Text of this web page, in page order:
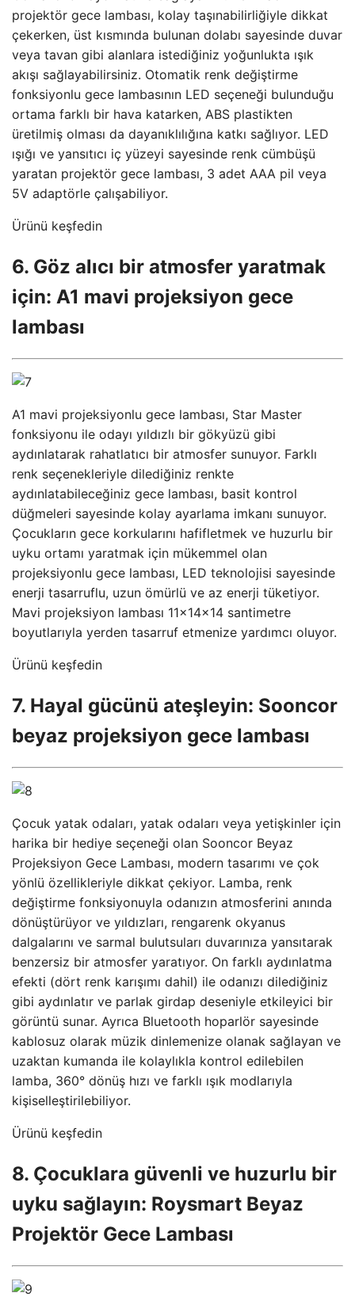
projektör gece lambası, kolay taşınabilirliğiyle dikkat
çekerken, üst kısmında bulunan dolabı sayesinde duvar
veya tavan gibi alanlara istediğiniz yoğunlukta ışık
akışı sağlayabilirsiniz. Otomatik renk değiştirme
fonksiyonlu gece lambasının LED seçeneği bulunduğu
ortama farklı bir hava katarken, ABS plastikten
üretilmiş olması da dayanıklılığına katkı sağlıyor. LED
ışığı ve yansıtıcı iç yüzeyi sayesinde renk cümbüşü
yaratan projektör gece lambası, 3 adet AAA pil veya
5V adaptörle çalışabiliyor.
Ürünü keşfedin
6. Göz alıcı bir atmosfer yaratmak
için: A1 mavi projeksiyon gece
lambası
A1 mavi projeksiyonlu gece lambası, Star Master
fonksiyonu ile odayı yıldızlı bir gökyüzü gibi
aydınlatarak rahatlatıcı bir atmosfer sunuyor. Farklı
renk seçenekleriyle dilediğiniz renkte
aydınlatabileceğiniz gece lambası, basit kontrol
düğmeleri sayesinde kolay ayarlama imkanı sunuyor.
Çocukların gece korkularını hafifletmek ve huzurlu bir
uyku ortamı yaratmak için mükemmel olan
projeksiyonlu gece lambası, LED teknolojisi sayesinde
enerji tasarruflu, uzun ömürlü ve az enerji tüketiyor.
Mavi projeksiyon lambası 11x14x14 santimetre
boyutlarıyla yerden tasarruf etmenize yardımcı oluyor.
Ürünü keşfedin
7. Hayal gücünü ateşleyin: Sooncor
beyaz projeksiyon gece lambası
Çocuk yatak odaları, yatak odaları veya yetişkinler için
harika bir hediye seçeneği olan Sooncor Beyaz
Projeksiyon Gece Lambası, modern tasarımı ve çok
yönlü özellikleriyle dikkat çekiyor. Lamba, renk
değiştirme fonksiyonuyla odanızın atmosferini anında
dönüştürüyor ve yıldızları, rengarenk okyanus
dalgalarını ve sarmal bulutsuları duvarınıza yansıtarak
benzersiz bir atmosfer yaratıyor. On farklı aydınlatma
efekti (dört renk karışımı dahil) ile odanızı dilediğiniz
gibi aydınlatır ve parlak girdap deseniyle etkileyici bir
görüntü sunar. Ayrıca Bluetooth hoparlör sayesinde
kablosuz olarak müzik dinlemenize olanak sağlayan ve
uzaktan kumanda ile kolaylıkla kontrol edilebilen
lamba, 360° dönüş hızı ve farklı ışık modlarıyla
kişiselleştirilebiliyor.
Ürünü keşfedin
8. Çocuklara güvenli ve huzurlu bir
uyku sağlayın: Roysmart Beyaz
Projektör Gece Lambası